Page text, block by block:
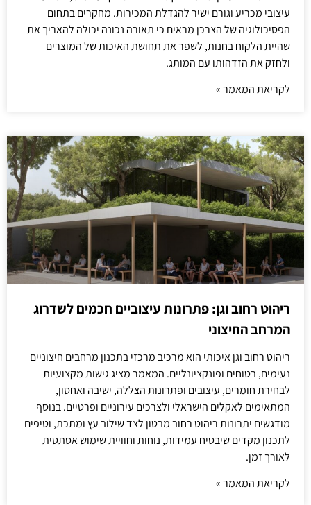
עיצובי מכריע וגורם ישיר להגדלת המכירות. מחקרים בתחום
הפסיכולוגיה של הצרכן מראים כי תאורה נכונה יכולה להאריך את
שהיית הלקוח בחנות, לשפר את תחושת האיכות של המוצרים
ולחזק את הזדהותו עם המותג.
לקריאת המאמר »
ריהוט רחוב וגן: פתרונות עיצוביים חכמים לשדרוג
המרחב החיצוני
ריהוט רחוב וגן איכותי הוא מרכיב מרכזי בתכנון מרחבים חיצוניים
נעימים, בטוחים ופונקציונליים. המאמר מציג גישות מקצועיות
לבחירת חומרים, עיצובים ופתרונות הצללה, ישיבה ואחסון,
המתאימים לאקלים הישראלי ולצרכים עירוניים ופרטיים. בנוסף
מודגשים יתרונות ריהוט רחוב מבטון לצד שילוב עץ ומתכת, וטיפים
לתכנון מקדים שיבטיח עמידות, נוחות וחוויית שימוש אסתטית
לאורך זמן.
לקריאת המאמר »